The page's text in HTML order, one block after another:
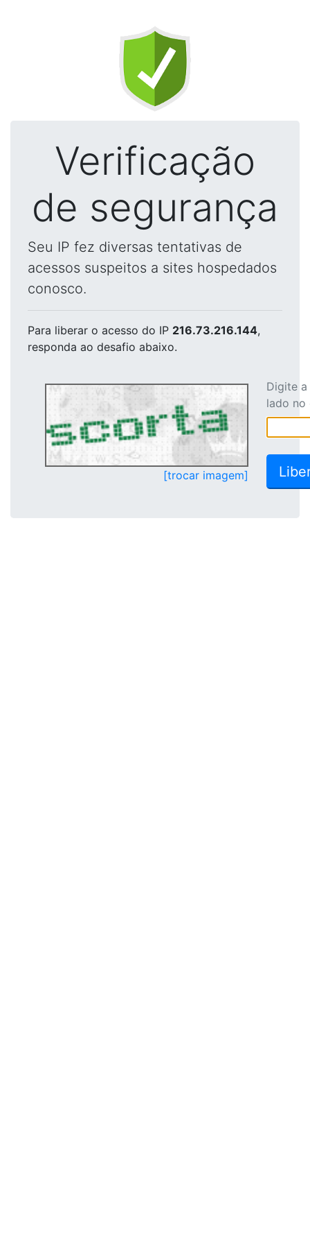
Verificação
de segurança
Seu IP fez diversas tentativas de
acessos suspeitos a sites hospedados
conosco.
Para liberar o acesso do IP 216.73.216.144,
responda ao desafio abaixo.
[trocar imagem]
Digite
lado no